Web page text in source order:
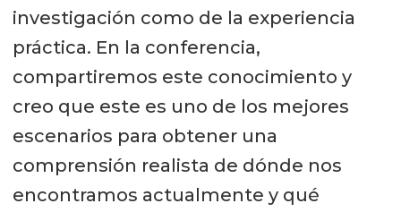
investigación como de la experiencia
práctica. En la conferencia,
compartiremos este conocimiento y
creo que este es uno de los mejores
escenarios para obtener una
comprensión realista de dónde nos
encontramos actualmente y qué